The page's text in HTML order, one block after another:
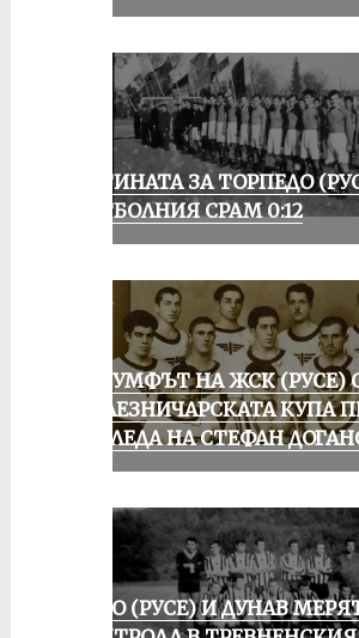
ИСТИНАТА ЗА ТОРПЕДО
ФУТБОЛНИЯ СРАМ 0:12
ТРИУМФЪТ НА ЖСК (РУСЕ)
ЖЕЛЕЗНИЧАРСКАТА КУПА
ПОГЛЕДА НА СТЕФАН
ЛОКО (РУСЕ) И ДУНАВ